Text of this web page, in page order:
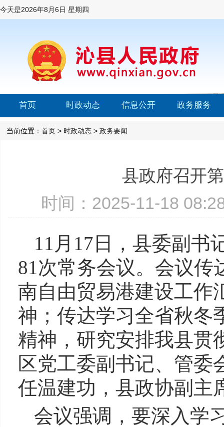
今天是2026年8月6日 星期四
首页 时政动态 信息公开 政务服务
当前位置： 首页 > 时政动态 > 政务要闻
县政府召开
时间：2025-11-18
11月17日，县委副书
81次常务会议。会议传
南自由贸易港建设工作
神；传达学习全省秋冬
精神，研究安排我县贯
区党工委副书记、管委
任温建功，县政协副主
会议强调，要深入学